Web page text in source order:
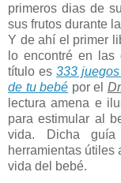
primeros dias de
sus frutos durante
Y de ahí el primer
lo encontré en las
título es333
de tu bebé por el
lectura amena e
para estimular al
vida. Dicha
herramientas útiles
vida del bebé.